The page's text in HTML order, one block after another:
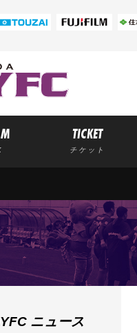
TICKET
チケット
ニュース